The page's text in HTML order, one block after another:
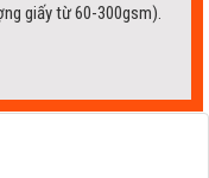
giấy từ 60-300gsm).